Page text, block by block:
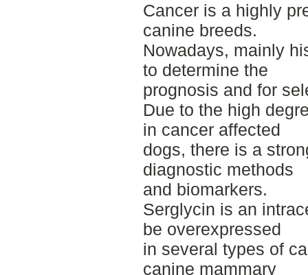
Cancer is a highly
canine breeds.
Nowadays, mainly
to determine the
prognosis and for
Due to the high
in cancer affected
dogs, there is a
diagnostic methods
and biomarkers.
Serglycin is an
be overexpressed
in several types of
canine mammary